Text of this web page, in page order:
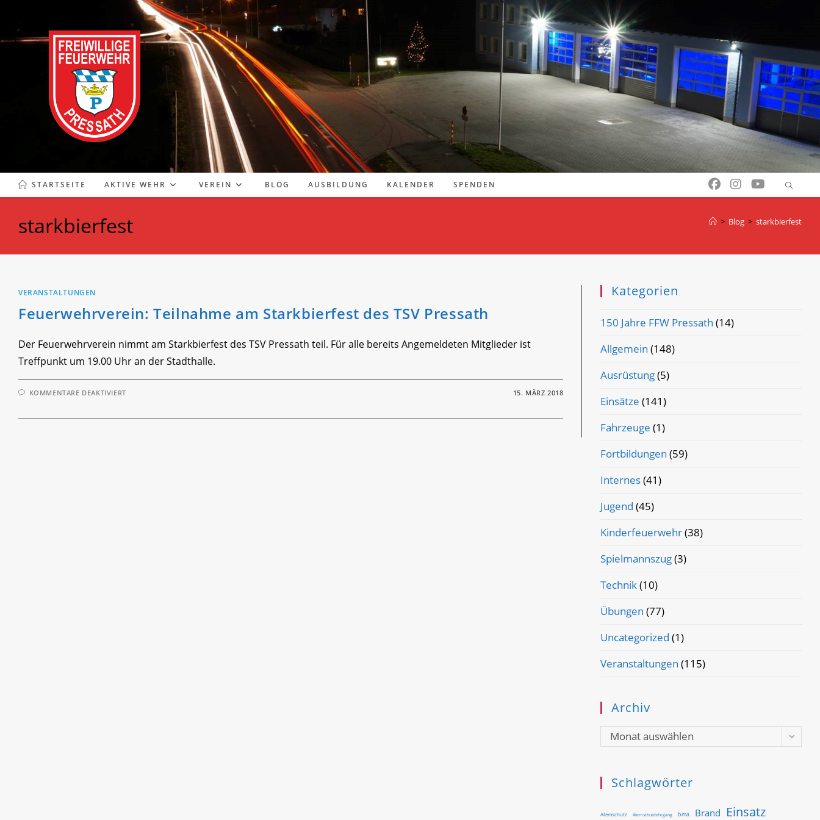
springen
STARTSEITE AKTIVE WEHR VEREIN BLOG AUSBILDUNG KALENDER SPENDEN
starkbierfest > Blog > starkbierfest
VERANSTALTUNGEN
Feuerwehrverein: Teilnahme am Starkbierfest des TSV Pressath
Der Feuerwehrverein nimmt am Starkbierfest des TSV Pressath teil. Für alle bereits Angemeldeten Mitglieder ist
Treffpunkt um 19.00 Uhr an der Stadthalle.
KOMMENTARE DEAKTIVIERTFÜR 15. MÄRZ 2018
Kategorien
150 Jahre FFW Pressath (14)
Allgemein (148)
Ausrüstung(5)
Einsätze (141)
Fahrzeuge (1)
Fortbildungen (59)
Internes(41)
Jugend (45)
Kinderfeuerwehr(38)
Spielmannszug(3)
Technik(10)
Übungen (77)
Uncategorized (1)
Veranstaltungen (115)
Archiv
Archiv
Monat auswählen
Schlagwörter
Atemschutz Atemschutzlehrgang bma Brand Einsatz